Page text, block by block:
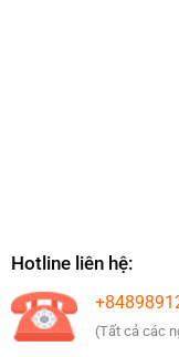
Hotline liên hệ:
(Tất cả các